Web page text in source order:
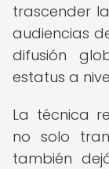
trascender
audiencias
difusión
estatus a
La técnica
no solo
también